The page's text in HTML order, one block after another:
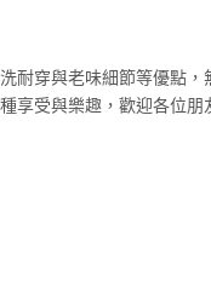
耐穿與老味細節等優點
享受與樂趣，歡迎各位